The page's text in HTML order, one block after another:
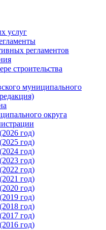
услуг
регламентов
строительства
муниципального
округа
год)
год)
год)
год)
год)
год)
год)
год)
год)
год)
год)